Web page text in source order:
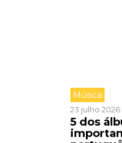
Música
23 julho 2026
5 dos